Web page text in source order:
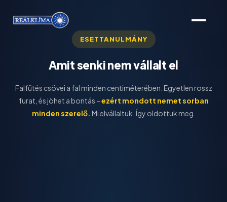
ESETTANULMÁNY
Amit senki nem vállalt el
Falfűtés csövei a fal minden centiméterében. Egyetlen rossz
furat, és jöhet a bontás –ezért mondott nemet sorban
minden szerelő. Mi elvállaltuk. Így oldottuk meg.